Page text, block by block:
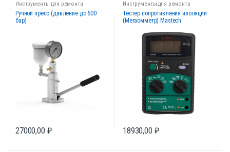
Инструменты для ремонта
форсунок
Ручной пресс (давление до 600
бар)
27000,00 ₽
Инструменты для ремонта
форсунок
Тестер сопротивления изоляции
(Мегаомметр) Mastech
18930,00 ₽